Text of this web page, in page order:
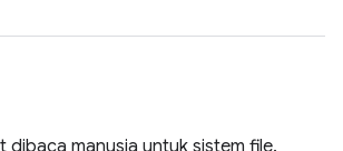
dibaca manusia untuk sistem file.